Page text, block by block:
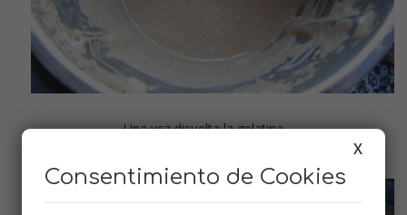
Una vez disuelta la gelatina
X
Consentimiento de Cookies